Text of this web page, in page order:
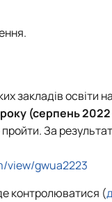
закладів освіти
(серпень
За
view/gwua2223
контролюватися (